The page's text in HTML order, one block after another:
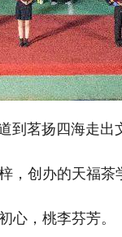
到茗扬四海走
，创办的天福茶
心，桃李芬芳。